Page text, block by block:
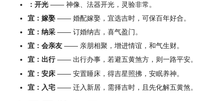
：开光 —— 神像、法器开光，灵验非常。
宜：嫁娶 —— 婚配嫁娶，宜选吉时，可保百年好合。
宜：纳采 —— 订婚纳吉，喜气盈门。
宜：会亲友 —— 亲朋相聚，增进情谊，和气生财。
宜：出行—— 出行办事，若避五黄煞方，则一路平安。
宜：安床 —— 安置睡床，得吉星照拂，安眠养神。
宜：入宅 —— 迁入新居，需择吉时，且先化解五黄煞。